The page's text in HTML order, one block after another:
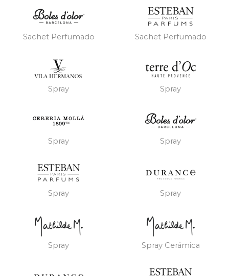
Sachet Perfumado Sachet Perfumado
Spray Spray
Spray Spray
Spray Spray
Spray Spray Cerámica